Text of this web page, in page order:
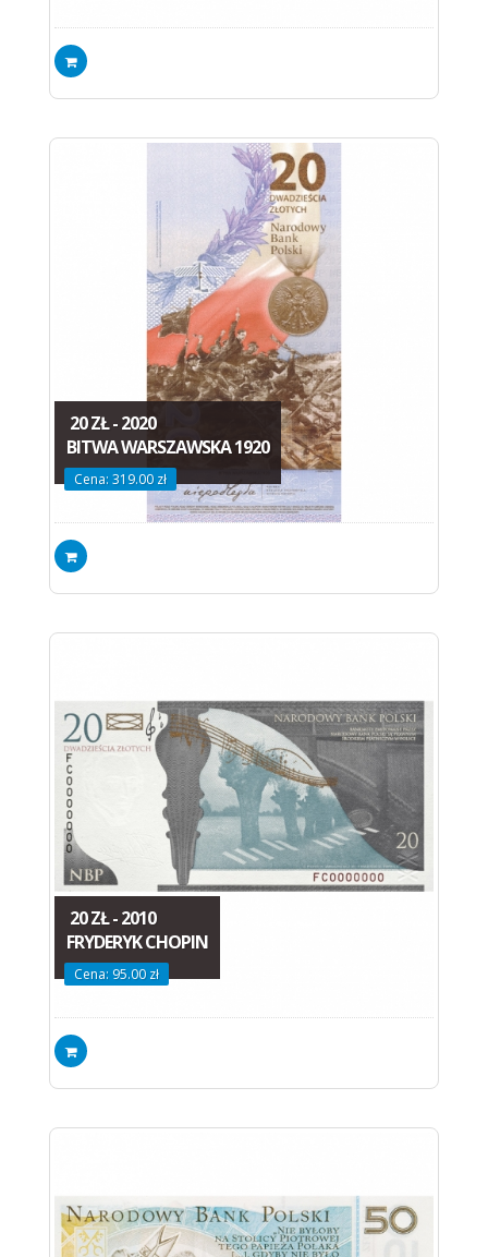
20 ZŁ - 2020
BITWA WARSZAWSKA 1920
Cena: 319.00 zł
20 ZŁ - 2010
FRYDERYK CHOPIN
Cena: 95.00 zł